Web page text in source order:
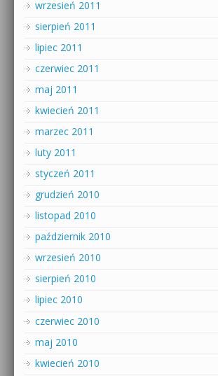
wrzesień 2011
sierpień 2011
lipiec 2011
czerwiec 2011
maj 2011
kwiecień 2011
marzec 2011
luty 2011
styczeń 2011
grudzień 2010
listopad 2010
październik 2010
wrzesień 2010
sierpień 2010
lipiec 2010
czerwiec 2010
maj 2010
kwiecień 2010